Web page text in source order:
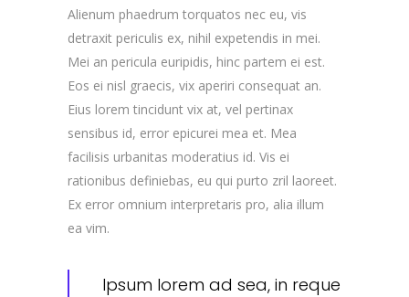
Alienum phaedrum torquatos nec eu, vis
detraxit periculis ex, nihil expetendis in mei.
Mei an pericula euripidis, hinc partem ei est.
Eos ei nisl graecis, vix aperiri consequat an.
Eius lorem tincidunt vix at, vel pertinax
sensibus id, error epicurei mea et. Mea
facilisis urbanitas moderatius id. Vis ei
rationibus definiebas, eu qui purto zril laoreet.
Ex error omnium interpretaris pro, alia illum
ea vim.
Ipsum lorem ad sea, in reque